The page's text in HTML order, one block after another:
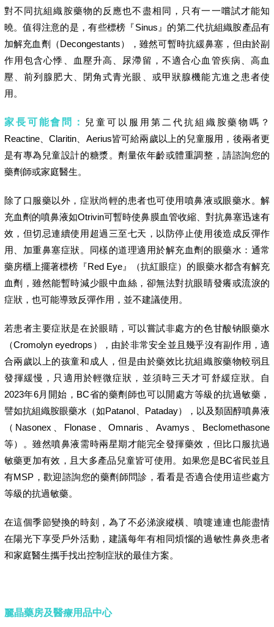
對不同抗組織胺藥物的反應也不盡相同，只有一一嚐試才能知
曉。值得注意的是，有些標榜『Sinus』的第二代抗組織胺產品有
加解充血劑（Decongestants），雖然可暫時抗緩鼻塞，但由於副
作用包含心悸、血壓升高、尿滯留，不適合心血管疾病、高血
壓、前列腺肥大、閉角式青光眼、或甲狀腺機能亢進之患者使
用。
家長可能會問：
兒童可以服用第二代抗組織胺藥物嗎？
Reactine、Claritin、Aerius皆可給兩歲以上的兒童服用，後兩者更
是有專為兒童設計的糖漿。劑量依年齡或體重調整，請諮詢您的
藥劑師或家庭醫生。
除了口服藥以外，症狀尚輕的患者也可使用噴鼻液或眼藥水。解
充血劑的噴鼻液如Otrivin可暫時使鼻膜血管收縮、對抗鼻塞迅速有
效，但切忌連續使用超過三至七天，以防停止使用後造成反彈作
用、加重鼻塞症狀。同樣的道理適用於解充血劑的眼藥水：通常
藥房櫃上擺著標榜『Red Eye』（抗紅眼症）的眼藥水都含有解充
血劑，雖然能暫時減少眼中血絲，卻無法對抗眼睛發癢或流淚的
症狀，也可能導致反彈作用，並不建議使用。
若患者主要症狀是在於眼睛，可以嘗試非處方的色甘酸钠眼藥水
（Cromolyn eyedrops），由於非常安全並且幾乎沒有副作用，適
合兩歲以上的孩童和成人，但是由於藥效比抗組織胺藥物較弱且
發揮緩慢，只適用於輕微症狀，並須時三天才可舒緩症狀。自
2023年6月開始，BC省的藥劑師也可以開處方等級的抗過敏藥，
譬如抗組織胺眼藥水（如Patanol、Pataday），以及類固醇噴鼻液
（Nasonex、Flonase、Omnaris、Avamys、Beclomethasone
等）。雖然噴鼻液需時兩星期才能完全發揮藥效，但比口服抗過
敏藥更加有效，且大多產品兒童皆可使用。如果您是BC省民並且
有MSP，歡迎諮詢您的藥劑師問診，看看是否適合使用這些處方
等級的抗過敏藥。
在這個季節變換的時刻，為了不必涕淚縱橫、噴嚏連連也能盡情
在陽光下享受戶外活動，建議每年有相同煩惱的過敏性鼻炎患者
和家庭醫生攜手找出控制症狀的最佳方案。
麗晶藥房及醫療用品中心